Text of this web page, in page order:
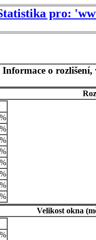
pro:
Informace o
Velikost okna